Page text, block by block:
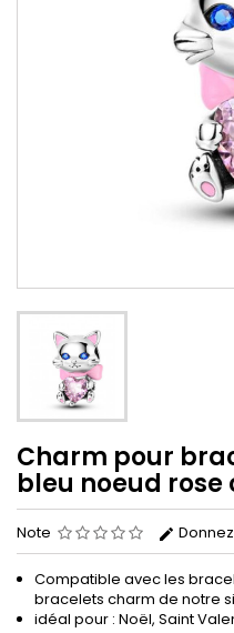
Charm pour
bleu noeud rose
Note
Compatible avec les
bracelets charm de notre
idéal pour : Noël, Saint